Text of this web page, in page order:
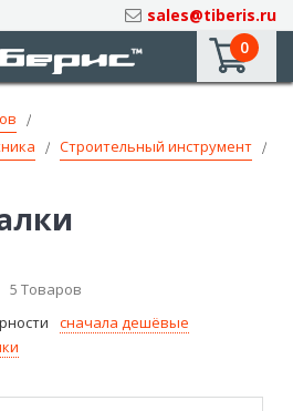
sales@tiberis.ru
0
Строительный инструмент
5 Товаров
сначала дешёвые